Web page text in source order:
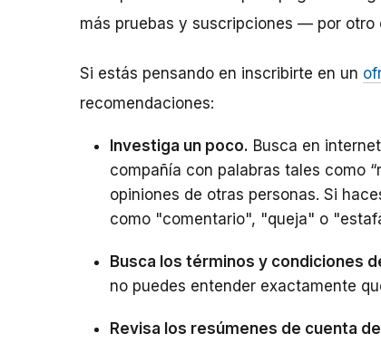
más pruebas y suscripciones — por
Si estás pensando en inscribirte en un
recomendaciones:
Investiga un poco. Busca en
compañía con palabras tales como
opiniones de otras personas. Si
como "comentario", "queja" o
Busca los términos y condiciones
no puedes entender exactamente
Revisa los resúmenes de cuenta